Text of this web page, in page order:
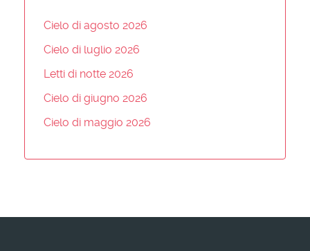
Cielo di agosto 2026
Cielo di luglio 2026
Letti di notte 2026
Cielo di giugno 2026
Cielo di maggio 2026